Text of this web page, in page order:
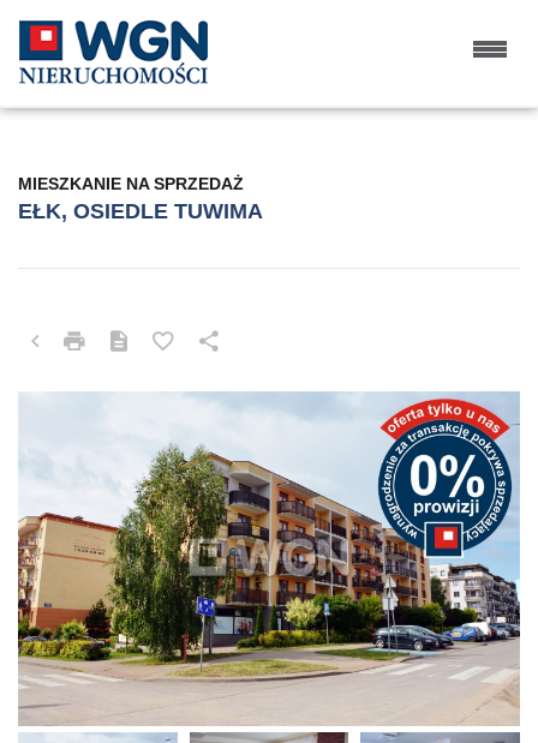
EŁK, OSIEDLE TUWIMA
MIESZKANIE NA SPRZEDAŻ